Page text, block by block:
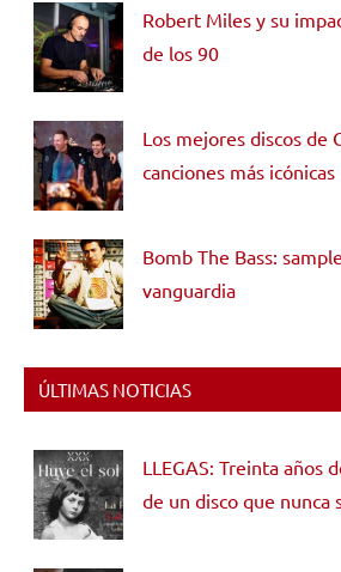
Robert Miles y su
de los 90
Los mejores discos de
canciones más icónicas
Bomb The Bass:
vanguardia
ÚLTIMAS NOTICIAS
LLEGAS: Treinta años
de un disco que nunca